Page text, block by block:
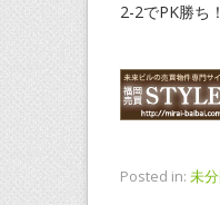
2-2でPK勝ち
Posted in: 未